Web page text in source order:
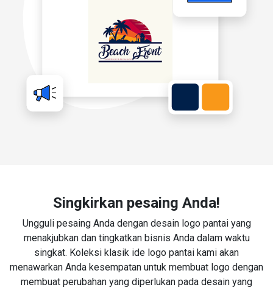
Singkirkan pesaing Anda!
Ungguli pesaing Anda dengan desain logo pantai yang
menakjubkan dan tingkatkan bisnis Anda dalam waktu
singkat. Koleksi klasik ide logo pantai kami akan
menawarkan Anda kesempatan untuk membuat logo dengan
membuat perubahan yang diperlukan pada desain yang